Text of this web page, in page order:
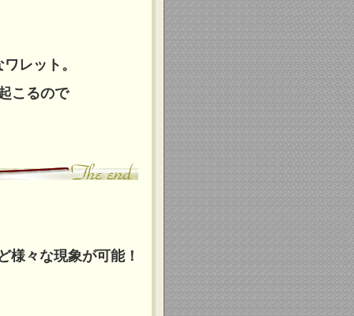
レット。
こるので
様々な現象が可能！